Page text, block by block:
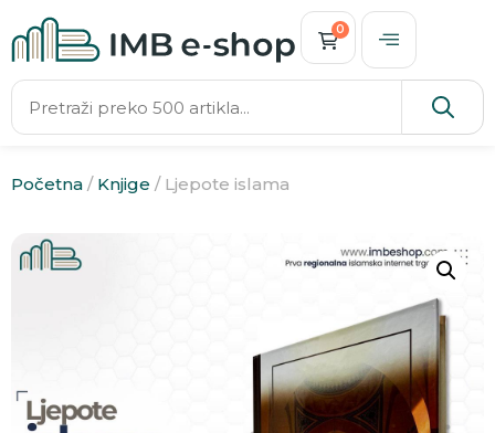
0
Početna / Knjige / Ljepote islama